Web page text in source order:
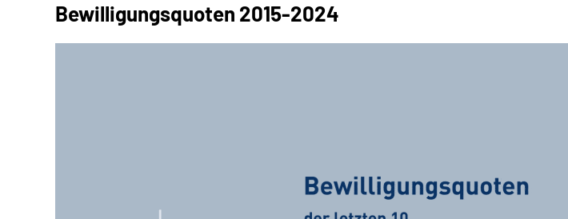
Bewilligungsquoten 2015-2024